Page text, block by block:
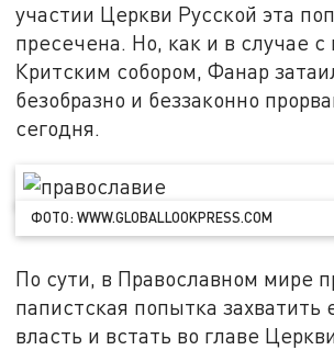
участии Церкви Русской эта
пресечена. Но, как и в случае
Критским собором, Фанар
безобразно и беззаконно
сегодня.
ФОТО: WWW.GLOBALLOOKPRESS.COM
По сути, в Православном мире
папистская попытка захватить
власть и встать во главе